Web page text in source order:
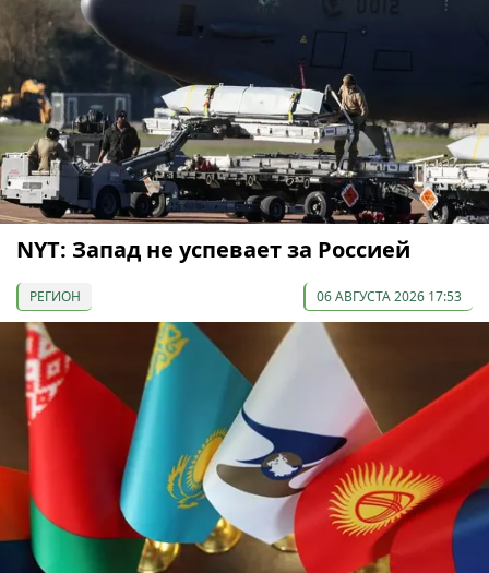
NYT: Запад не успевает за Россией
РЕГИОН 06 АВГУСТА 2026 17:53